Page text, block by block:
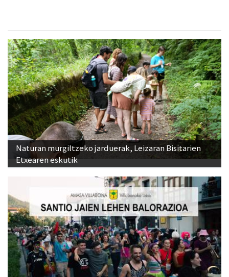
Naturan murgiltzeko jarduerak, Leizaran Bisitarien
Etxearen eskutik